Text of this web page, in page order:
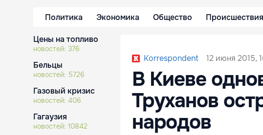
Политика Экономика Общество Происшествия
Цены на топливо
новостей: 376
Бельцы
новостей: 5726
Газовый кризис
новостей: 406
Гагаузия
новостей: 10842
Korrespondent 12 июня 2015,
В Киеве
Труханов
народов